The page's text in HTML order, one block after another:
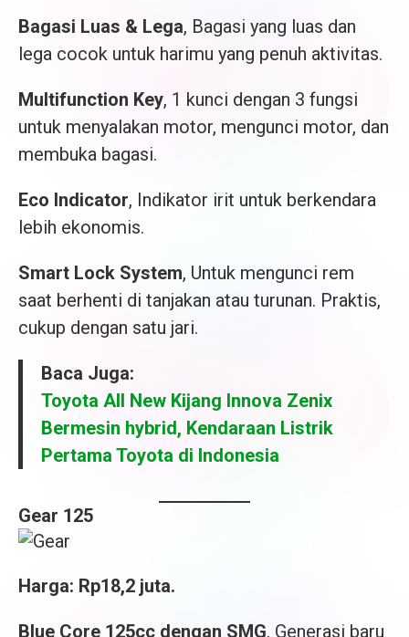
Bagasi Luas & Lega, Bagasi yang luas dan
lega cocok untuk harimu yang penuh aktivitas.
Multifunction Key, 1 kunci dengan 3 fungsi
untuk menyalakan motor, mengunci motor, dan
membuka bagasi.
Eco Indicator, Indikator irit untuk berkendara
lebih ekonomis.
Smart Lock System, Untuk mengunci rem
saat berhenti di tanjakan atau turunan. Praktis,
cukup dengan satu jari.
Baca Juga:
Toyota All New Kijang Innova Zenix
Bermesin hybrid, Kendaraan Listrik
Pertama Toyota di Indonesia
Gear 125
Harga: Rp18,2 juta.
Blue Core 125cc dengan SMG, Generasi baru